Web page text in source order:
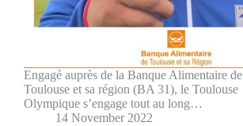
Engagé auprès de la Banque Alimentaire de
Toulouse et sa région (BA 31), le Toulouse
Olympique s’engage tout au long…
14 November 2022